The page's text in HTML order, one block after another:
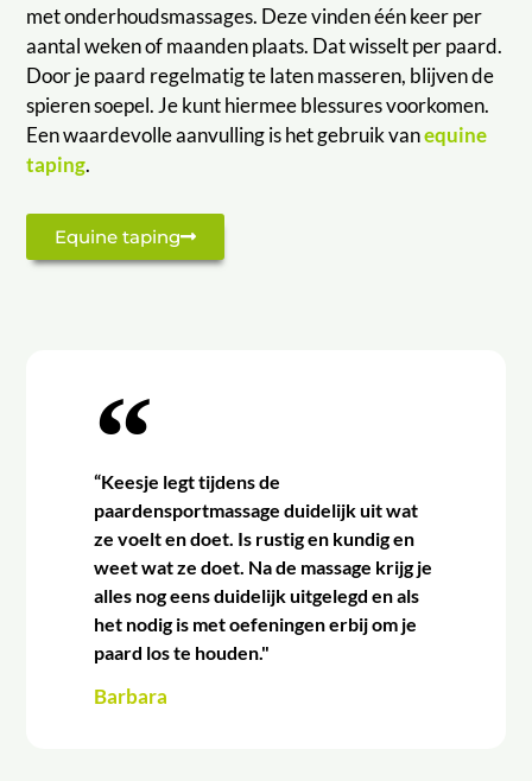
met onderhoudsmassages. Deze vinden één keer per
aantal weken of maanden plaats. Dat wisselt per paard.
Door je paard regelmatig te laten masseren, blijven de
spieren soepel. Je kunt hiermee blessures voorkomen.
Een waardevolle aanvulling is het gebruik vanequine
taping.
Equine taping
“Keesje legt tijdens de
paardensportmassage duidelijk uit wat
ze voelt en doet. Is rustig en kundig en
weet wat ze doet. Na de massage krijg je
alles nog eens duidelijk uitgelegd en als
het nodig is met oefeningen erbij om je
paard los te houden."
Barbara